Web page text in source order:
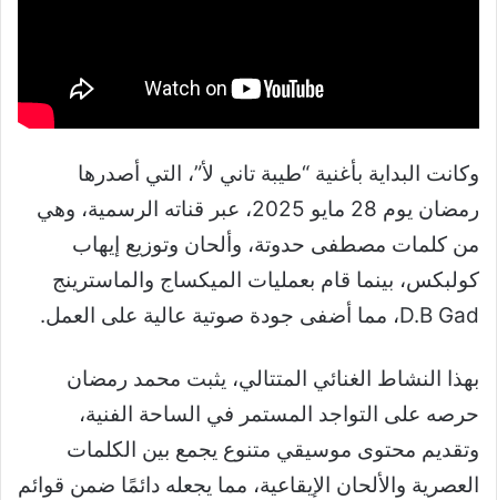
وكانت البداية بأغنية “طيبة تاني لأ”، التي أصدرها
رمضان يوم 28 مايو 2025، عبر قناته الرسمية، وهي
من كلمات مصطفى حدوتة، وألحان وتوزيع إيهاب
كولبكس، بينما قام بعمليات الميكساج والماسترينج
D.B Gad، مما أضفى جودة صوتية عالية على العمل.
بهذا النشاط الغنائي المتتالي، يثبت محمد رمضان
حرصه على التواجد المستمر في الساحة الفنية،
وتقديم محتوى موسيقي متنوع يجمع بين الكلمات
العصرية والألحان الإيقاعية، مما يجعله دائمًا ضمن قوائم